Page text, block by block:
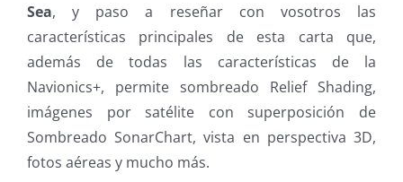
Sea, y paso a reseñar con vosotros las
características principales de esta carta que,
además de todas las características de la
Navionics+, permite sombreado Relief Shading,
imágenes por satélite con superposición de
Sombreado SonarChart, vista en perspectiva 3D,
fotos aéreas y mucho más.